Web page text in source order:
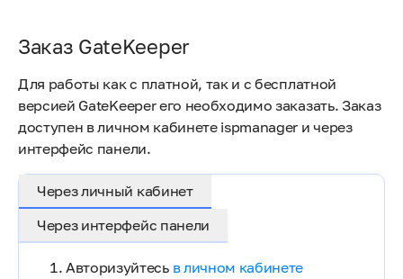
Заказ GateKeeper
Для работы как с платной, так и с бесплатной
версией GateKeeper его необходимо заказать. Заказ
доступен в личном кабинете ispmanager и через
интерфейс панели.
Через личный кабинет
Через интерфейс панели
Авторизуйтесь в личном кабинете